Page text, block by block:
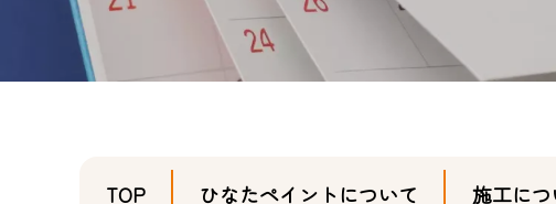
TOP ひなたペイントについて 施工につ